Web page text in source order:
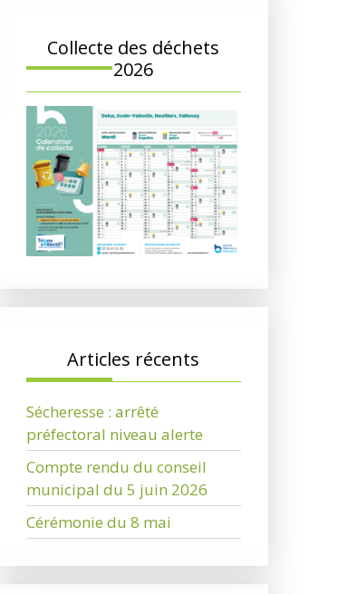
Collecte des déchets
2026
Articles récents
Sécheresse : arrêté
préfectoral niveau alerte
Compte rendu du conseil
municipal du 5 juin 2026
Cérémonie du 8 mai